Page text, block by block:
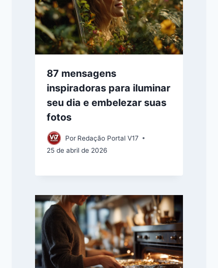
87 mensagens
inspiradoras para iluminar
seu dia e embelezar suas
fotos
Por Redação Portal V17
25 de abril de 2026